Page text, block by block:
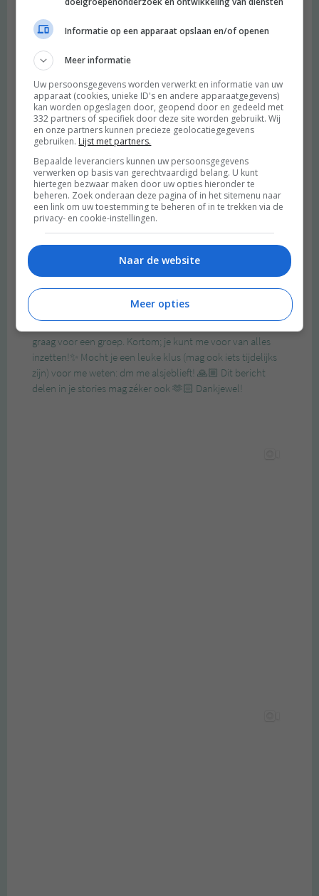
Informatie op een apparaat opslaan en/of openen
Meer informatie
Uw persoonsgegevens worden verwerkt en informatie van uw
apparaat (cookies, unieke ID's en andere apparaatgegevens)
kan worden opgeslagen door, geopend door en gedeeld met
332 partners of specifiek door deze site worden gebruikt. Wij
en onze partners kunnen precieze geolocatiegegevens
gebruiken. Lijst met partners.
Bepaalde leveranciers kunnen uw persoonsgegevens
verwerken op basis van gerechtvaardigd belang. U kunt
hiertegen bezwaar maken door uw opties hieronder te
beheren. Zoek onderaan deze pagina of in het sitemenu naar
een link om uw toestemming te beheren of in te trekken via de
privacy- en cookie-instellingen.
Naar de website
Meer opties